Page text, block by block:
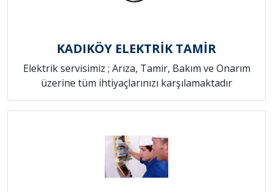
KADIKÖY ELEKTRİK TAMİR
Elektrik servisimiz ; Arıza, Tamir, Bakım ve Onarım
üzerine tüm ihtiyaçlarınızı karşılamaktadır